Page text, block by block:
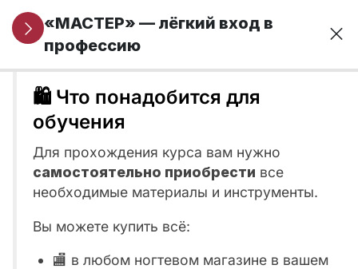
Информация
для новых
учеников
5
Документальное
оформление
обучения
С чего
начинается
обязательный
«МАСТЕР» — лёгкий вход в
профессию
Что необходимо для обучения?
🛍️ Что понадобится для
обучения
Для прохождения курса вам нужно
самостоятельно приобрести все
необходимые материалы и инструменты.
Вы можете купить всё:
🏬 в любом ногтевом магазине в вашем